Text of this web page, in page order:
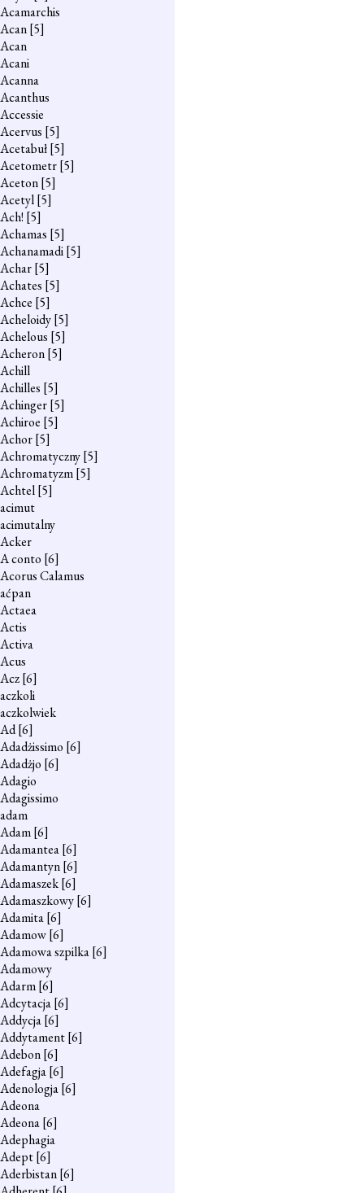
Acamarchis
Acan[5]
Acan
Acani
Acanna
Acanthus
Accessie
Acervus [5]
Acetabuł[5]
Acetometr[5]
Aceton[5]
Acetyl[5]
Ach! [5]
Achamas [5]
Achanamadi[5]
Achar[5]
Achates [5]
Achce [5]
Acheloidy[5]
Achelous [5]
Acheron[5]
Achill
Achilles [5]
Achinger[5]
Achiroe [5]
Achor[5]
Achromatyczny[5]
Achromatyzm[5]
Achtel[5]
acimut
acimutalny
Acker
A conto [6]
Acorus Calamus
aćpan
Actaea
Actis
Activa
Acus
Acz[6]
aczkoli
aczkolwiek
Ad[6]
Adadżissimo [6]
Adadżjo [6]
Adagio
Adagissimo
adam
Adam[6]
Adamantea[6]
Adamantyn[6]
Adamaszek[6]
Adamaszkowy[6]
Adamita[6]
Adamow[6]
Adamowa szpilka[6]
Adamowy
Adarm[6]
Adcytacja[6]
Addycja[6]
Addytament[6]
Adebon[6]
Adefagja[6]
Adenologja[6]
Adeona
Adeona[6]
Adephagia
Adept[6]
Aderbistan[6]